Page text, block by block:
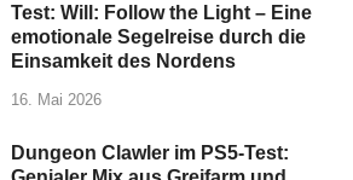
Test: Will: Follow the Light – Eine
emotionale Segelreise durch die
Einsamkeit des Nordens
16. Mai 2026
Dungeon Clawler im PS5-Test: